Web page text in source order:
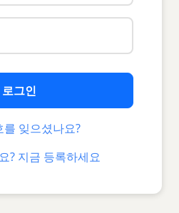
로그인
를 잊으셨나요?
? 지금 등록하세요